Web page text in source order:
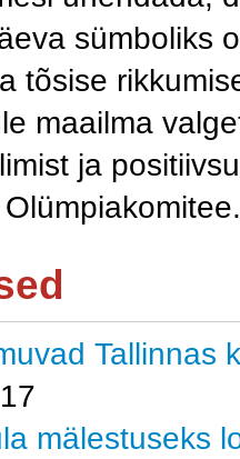
sümboliks
tõsise
maailma
ja
Tallinnas
mälestuseks